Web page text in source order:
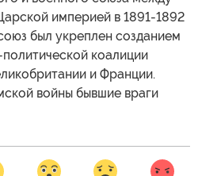
империей в 1891-1892
был укреплен созданием
коалиции
и Франции.
войны бывшие враги